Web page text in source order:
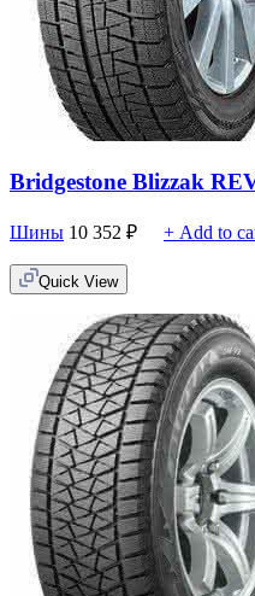
Bridgestone Blizzak
Шины 10 352 ₽ + Add to
Quick View